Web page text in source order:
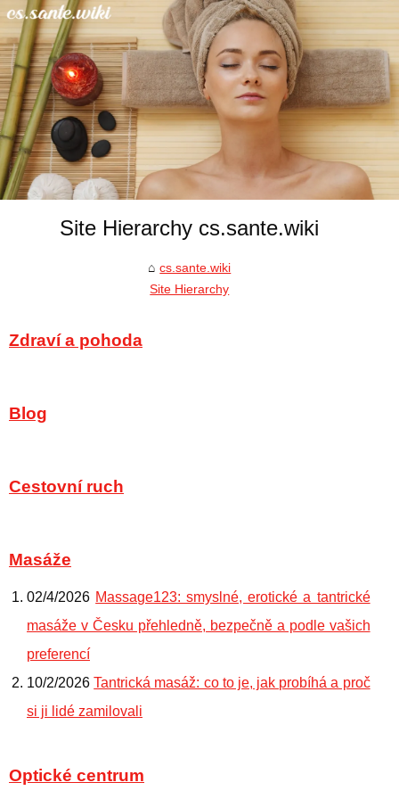
Site Hierarchy cs.sante.wiki
cs.sante.wiki
Site Hierarchy
Zdraví a pohoda
Blog
Cestovní ruch
Masáže
02/4/2026 Massage123: smyslné, erotické a tantrické
masáže v Česku přehledně, bezpečně a podle vašich
preferencí
10/2/2026Tantrická masáž: co to je, jak probíhá a proč
si ji lidé zamilovali
Optické centrum